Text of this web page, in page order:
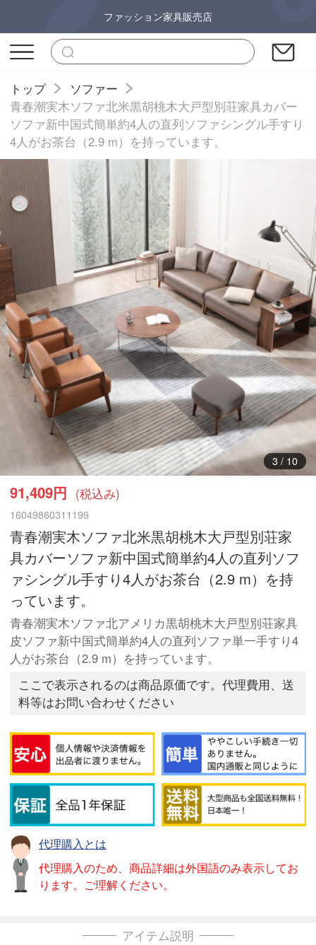
ファッション家具販売店
トップ
ソファー
青春潮実木ソファ北米黒胡桃木大戸型別荘家具カバー
ソファ新中国式簡単約4人の直列ソファシングル手すり
4人がお茶台（2.9 m）を持っています。
4/ 10
91,409円 (税込み)
16049860311199
青春潮実木ソファ北米黒胡桃木大戸型別荘家
具カバーソファ新中国式簡単約4人の直列ソフ
ァシングル手すり4人がお茶台（2.9 m）を持
っています。
青春潮実木ソファ北アメリカ黒胡桃木大戸型別荘家具
皮ソファ新中国式簡単約4人の直列ソファ単一手すり4
人がお茶台（2.9 m）を持っています。
ここで表示されるのは商品原価です。代理費用、送
料等はお問い合わせください
代理購入とは
代理購入のため、商品詳細は外国語のみ表示してお
ります。ご理解ください。
アイテム説明